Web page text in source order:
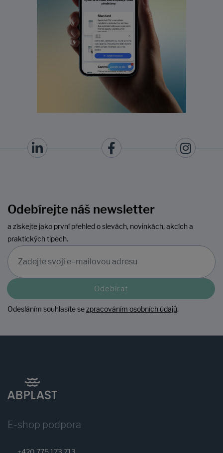
Odebírejte náš newsletter
a získejte jako první přehled o slevách, novinkách, akcích a
praktických tipech.
Odebírat
Odesláním souhlasíte sezpracováním osobních údajů.
E-shop podpora